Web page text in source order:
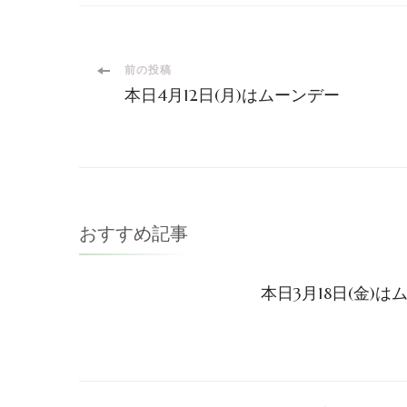
投
ビ
ゲ
前の投稿
本日4月12日(月)はムーンデー
おすすめ記事
本日3月18日(金)は